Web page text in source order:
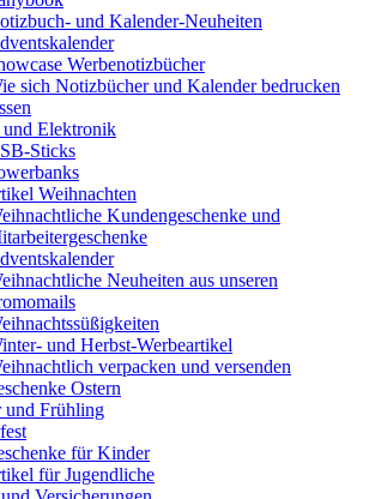
und Kalender-Neuheiten
Werbenotizbücher
sich Notizbücher und Kalender bedrucken
Elektronik
Sticks
Weihnachten
Kundengeschenke und
Neuheiten aus unseren
und Herbst-Werbeartikel
verpacken und versenden
Ostern
und Frühling
für Kinder
für Jugendliche